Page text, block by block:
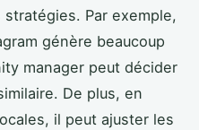
Par exemple,
génère beaucoup
manager peut décider
De plus, en
il peut ajuster les